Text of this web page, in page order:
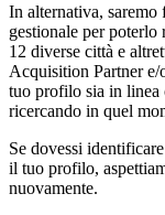
In alternativa,
gestionale per
12 diverse città e
Acquisition Partner e/
tuo profilo sia in linea
ricercando in quel
Se dovessi
il tuo profilo,
nuovamente.